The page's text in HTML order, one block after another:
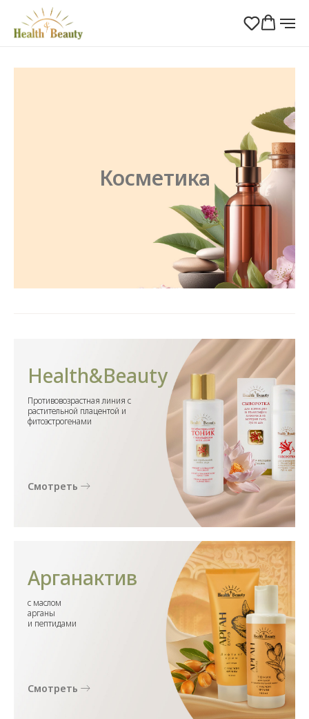
Косметика
Health&Beauty
Противовозрастная линия с
растительной плацентой и
фитоэстрогенами
Смотреть
Арганактив
с маслом
арганы
и пептидами
Смотреть